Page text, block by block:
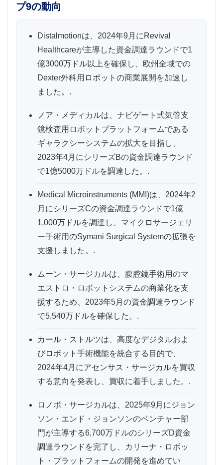
プ9の動向
Distalmotionは、2024年9月にRevival
Healthcareが主導した資金調達ラウンドで1
億3000万ドル以上を確保し、欧州全域での
Dexter外科用ロボットの商業展開を加速し
ました。.
ノア・メディカルは、ナビゲート式気管支
鏡検査用ロボットプラットフォームである
ギャラクシーシステムの拡大を目指し、
2023年4月にシリーズBの資金調達ラウンド
で1億5000万ドルを調達した。.
Medical Microinstruments (MMI)は、2024年2
月にシリーズCの資金調達ラウンドで1億
1,000万ドルを調達し、マイクロサージェリ
ー手術用のSymani Surgical Systemの拡張を
支援しました。.
ムーン・サージカルは、腹腔鏡手術用のマ
エストロ・ロボットシステムの商業化を支
援するため、2023年5月の資金調達ラウンド
で5,540万ドルを確保した。.
カール・ストルツは、高度なデジタルおよ
びロボット手術機能を統合する目的で、
2024年4月にアセンサス・サージカルを買収
する意向を発表し、買収に着手しました。.
ロノボ・サージカルは、2025年9月にジョン
ソン・エンド・ジョンソンのベンチャー部
門が主導する6,700万ドルのシリーズD資金
調達ラウンドを完了し、カリーナ・ロボッ
ト・プラットフォームの開発を進めてい